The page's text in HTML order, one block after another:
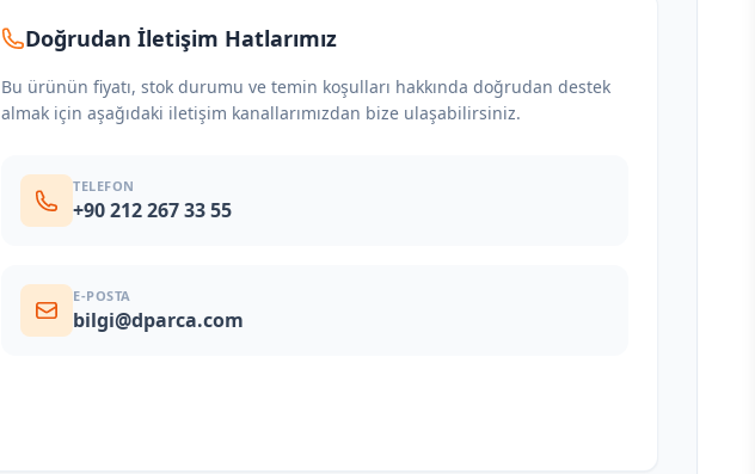
Doğrudan İletişim Hatlarımız
Bu ürünün fiyatı, stok durumu ve temin koşulları hakkında doğrudan destek
almak için aşağıdaki iletişim kanallarımızdan bize ulaşabilirsiniz.
TELEFON
+90 212 267 33 55
E-POSTA
bilgi@dparca.com